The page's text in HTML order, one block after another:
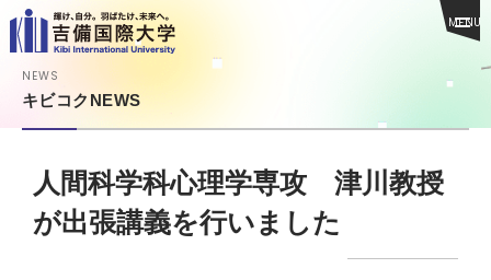
MENU
NEWS
キビコクNEWS
人間科学科心理学専攻 津川教授
が出張講義を行いました